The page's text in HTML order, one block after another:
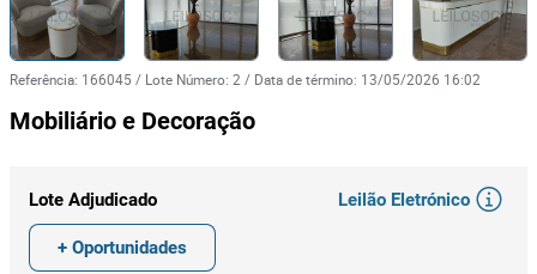
Referência: 166045 / Lote Número: 2 / Data de término: 13/05/2026 16:02
Mobiliário e Decoração
Lote Adjudicado Leilão Eletrónico
+ Oportunidades